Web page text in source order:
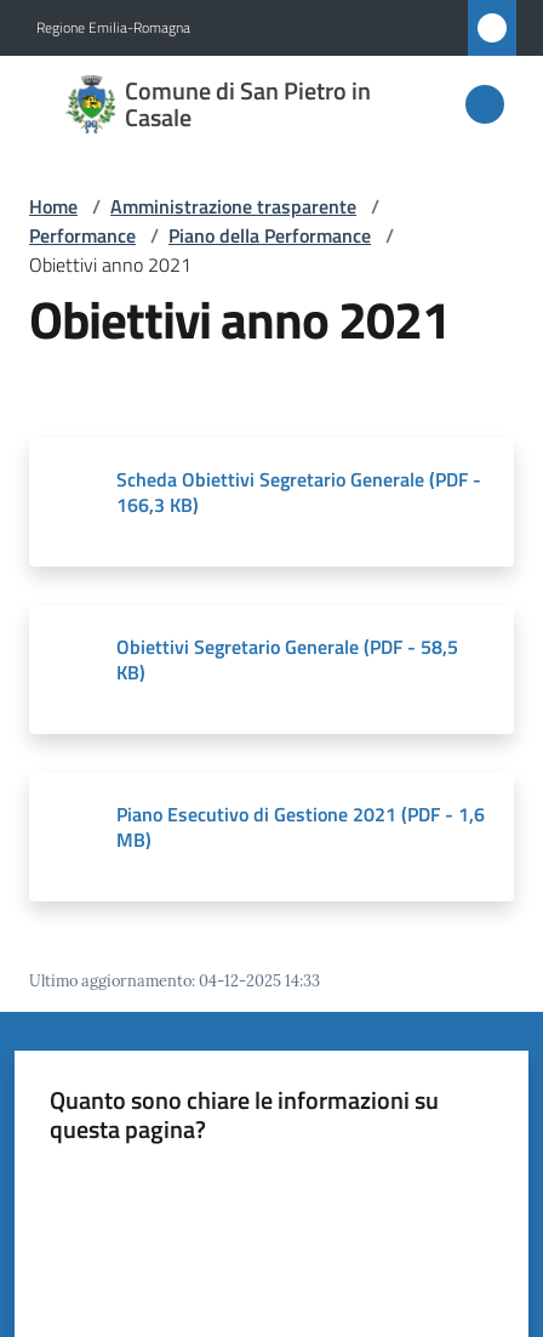
Regione Emilia-Romagna
Comune di San Pietro in
Casale
Comune
di San
in
Casale
Amministrazione
il
Amministrazione
Menu selezionato
argomenti...
Home / Amministrazione trasparente /
Performance / Piano della Performance /
Obiettivi anno 2021
Obiettivi anno 2021
Scheda Obiettivi Segretario Generale(PDF -
166,3 KB)
Obiettivi Segretario Generale(PDF - 58,5
KB)
Piano Esecutivo di Gestione 2021 (PDF - 1,6
MB)
Ultimo aggiornamento:04-12-2025 14:33
Quanto sono chiare le informazioni su
questa pagina?